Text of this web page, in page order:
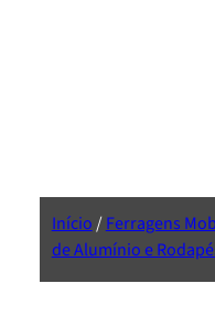
Início/Ferragens
de Alumínio e